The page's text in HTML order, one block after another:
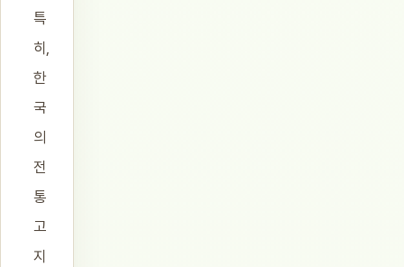
특
히,
한
국
의
전
통
고
지